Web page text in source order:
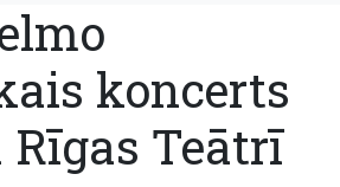
koncerts
Teātrī